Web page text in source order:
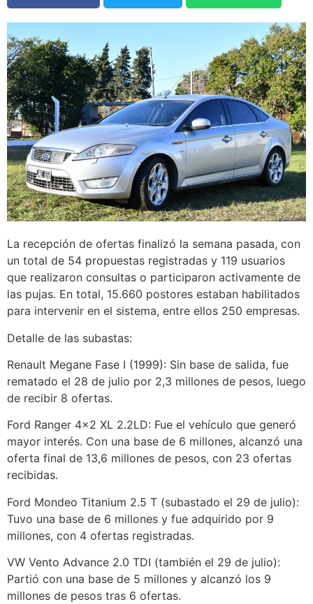
La recepción de ofertas finalizó la semana pasada, con
un total de 54 propuestas registradas y 119 usuarios
que realizaron consultas o participaron activamente de
las pujas. En total, 15.660 postores estaban habilitados
para intervenir en el sistema, entre ellos 250 empresas.
Detalle de las subastas:
Renault Megane Fase I (1999): Sin base de salida, fue
rematado el 28 de julio por 2,3 millones de pesos, luego
de recibir 8 ofertas.
Ford Ranger 4×2 XL 2.2LD: Fue el vehículo que generó
mayor interés. Con una base de 6 millones, alcanzó una
oferta final de 13,6 millones de pesos, con 23 ofertas
recibidas.
Ford Mondeo Titanium 2.5 T (subastado el 29 de julio):
Tuvo una base de 6 millones y fue adquirido por 9
millones, con 4 ofertas registradas.
VW Vento Advance 2.0 TDI (también el 29 de julio):
Partió con una base de 5 millones y alcanzó los 9
millones de pesos tras 6 ofertas.